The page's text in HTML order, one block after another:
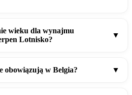
wieku dla wynajmu
Lotnisko?
▼
obowiązują w Belgia? ▼